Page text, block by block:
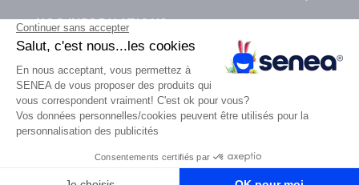
NOS INFORMATIONS
CONTACTEZ-NOUS
SENEA © 2026 - Tous droits réservés - Création de site e-commerce BWA -